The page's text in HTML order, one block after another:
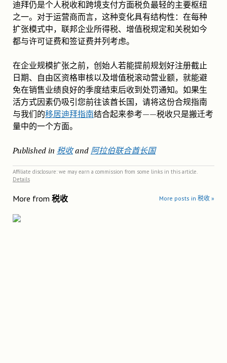
迪拜仍是个人税收和跨境支付方面税负最轻的主要枢纽
之一。对于运营商而言，这种变化具有结构性：在每种
扩张模式中，联邦企业所得税、增值税规定和关税如今
都与许可证费和签证费并列考虑。
在企业规模扩张之前，创始人若能提前规划好注册截止
日期、自由区资格审核以及增值税滚动营业额，就能避
免在销售业绩良好的季度结束后收到处罚通知。如果生
活方式因素仍吸引您前往该酋长国，请将这份合规指南
与我们的移居迪拜指南结合起来参考——税收只是搬迁考
量中的一个方面。
Published in 税收and 阿拉伯联合酋长国
Affiliate disclosure: we may earn a commission from some links in this article.
Details
More from 税收 More posts in 税收 »